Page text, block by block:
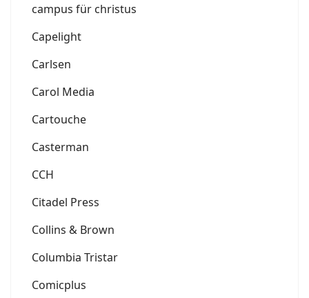
campus für christus
Capelight
Carlsen
Carol Media
Cartouche
Casterman
CCH
Citadel Press
Collins & Brown
Columbia Tristar
Comicplus